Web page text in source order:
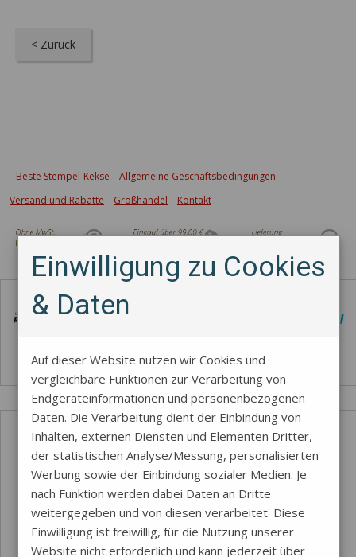
< Zurück
Beste Stempel-Kekse
Allgemeine Geschäftsbedingungen
Versand und Rabatte
Großhandel Kontakt
Einwilligung zu Cookies
& Daten
Auf dieser Website nutzen wir Cookies und
vergleichbare Funktionen zur Verarbeitung von
Endgeräteinformationen und personenbezogenen
Daten. Die Verarbeitung dient der Einbindung von
Inhalten, externen Diensten und Elementen Dritter,
der statistischen Analyse/Messung, personalisierten
Werbung sowie der Einbindung sozialer Medien. Je
nach Funktion werden dabei Daten an Dritte
weitergegeben und von diesen verarbeitet. Diese
Einwilligung ist freiwillig, für die Nutzung unserer
Website nicht erforderlich und kann jederzeit über